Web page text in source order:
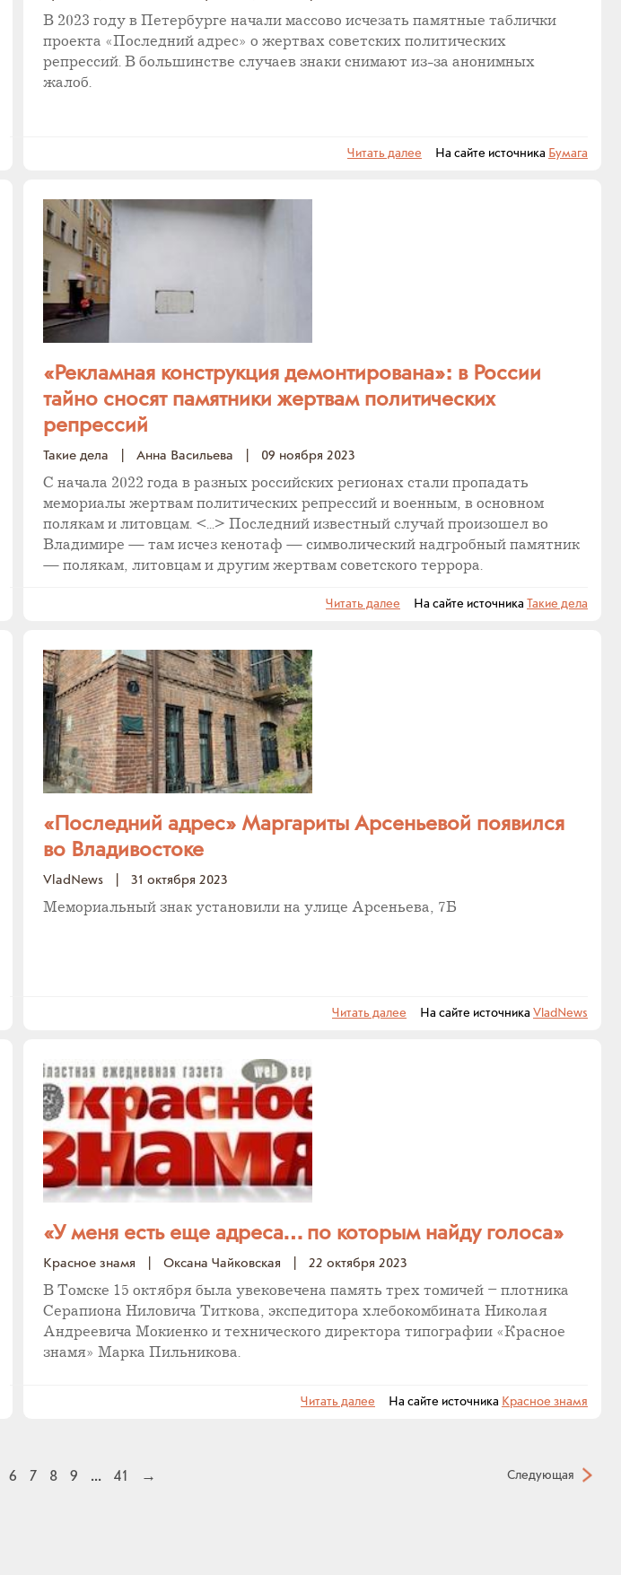
В 2023 году в Петербурге начали массово исчезать памятные таблички
проекта «Последний адрес» о жертвах советских политических
репрессий. В большинстве случаев знаки снимают из-за анонимных
жалоб.
Читать далее На сайте источника Бумага
«Рекламная конструкция демонтирована»: в России
тайно сносят памятники жертвам политических
репрессий
Такие дела Анна Васильева
09 ноября 2023
С начала 2022 года в разных российских регионах стали пропадать
мемориалы жертвам политических репрессий и военным, в основном
полякам и литовцам. <...> Последний известный случай произошел во
Владимире — там исчез кенотаф — символический надгробный памятник
— полякам, литовцам и другим жертвам советского террора.
Читать далее На сайте источника Такие дела
«Последний адрес» Маргариты Арсеньевой появился
во Владивостоке
VladNews
31 октября 2023
Мемориальный знак установили на улице Арсеньева, 7Б
Читать далее На сайте источника VladNews
«У меня есть еще адреса… по которым найду голоса»
Красное знамя Оксана Чайковская
22 октября 2023
В Томске 15 октября была увековечена память трех томичей – плотника
Серапиона Ниловича Титкова, экспедитора хлебокомбината Николая
Андреевича Мокиенко и технического директора типографии «Красное
знамя» Марка Пильникова.
Читать далее На сайте источника Красное знамя
Следующая
6 7 8 9 ... 41 →